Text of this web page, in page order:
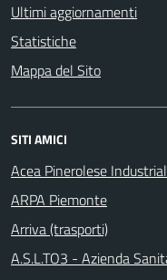
Ultimi aggiornamenti
Statistiche
Mappa del Sito
SITI AMICI
Acea Pinerolese
ARPA Piemonte
Arriva (trasporti)
A.S.L.TO3 - Azienda